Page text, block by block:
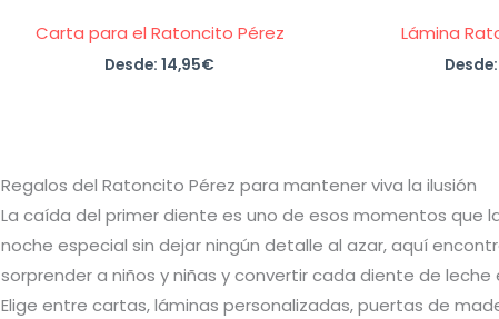
Carta para el Ratoncito Pérez
Desde:14,95€
Lámina
Regalos del Ratoncito Pérez para mantener viva la ilusión
La caída del primer diente es uno de esos momentos que
noche especial sin dejar ningún detalle al azar, aquí
sorprender a niños y niñas y convertir cada diente de leche
Elige entre cartas, láminas personalizadas, puertas de